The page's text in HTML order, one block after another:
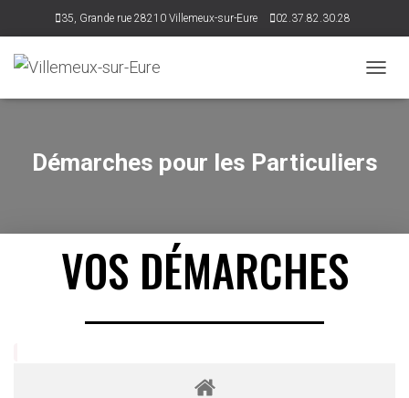
35, Grande rue 28210 Villemeux-sur-Eure 02.37.82.30.28
É
E
N
Démarches pour les Particuliers
VOS DÉMARCHES